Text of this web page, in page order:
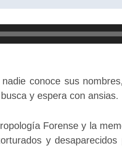
conoce sus
y espera con ansias.
Forense y la
y